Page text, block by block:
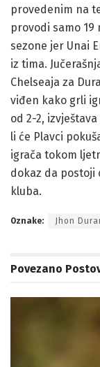
provedenim na
provodi samo
sezone jer Unai
iz tima.
Chelseaja za
viđen kako grli
od 2-2,
li će Plavci
igrača tokom
dokaz da
kluba.
Oznake: Jhon
Povezano